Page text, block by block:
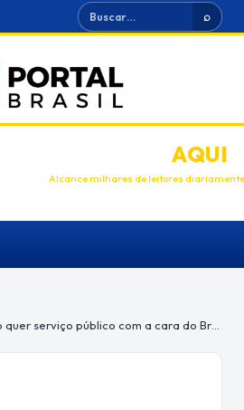
Buscar ⌕
ANUNCIEAQUI
Alcance milhares de leitores diariamente